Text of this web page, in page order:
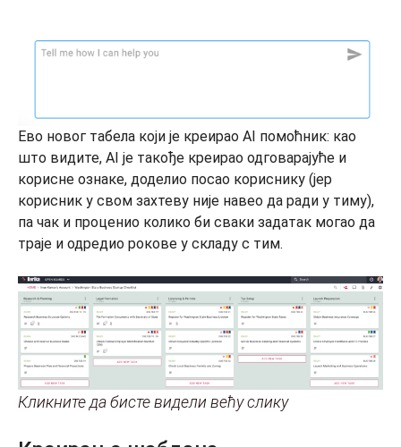
Ево новог табела који је креирао AI помоћник: као
што видите, AI је такође креирао одговарајуће и
корисне ознаке, доделио посао кориснику (јер
корисник у свом захтеву није навео да ради у тиму),
па чак и проценио колико би сваки задатак могао да
траје и одредио рокове у складу с тим.
Кликните да бисте видели већу слику